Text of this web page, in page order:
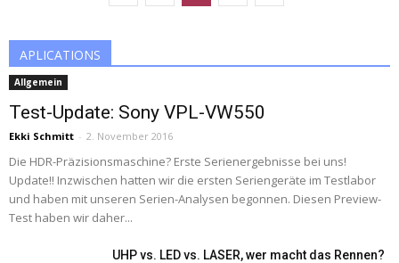
APLICATIONS
Allgemein
Test-Update: Sony VPL-VW550
Ekki Schmitt - 2. November 2016
Die HDR-Präzisionsmaschine? Erste Serienergebnisse bei uns!
Update!! Inzwischen hatten wir die ersten Seriengeräte im Testlabor
und haben mit unseren Serien-Analysen begonnen. Diesen Preview-
Test haben wir daher...
UHP vs. LED vs. LASER, wer macht das Rennen?